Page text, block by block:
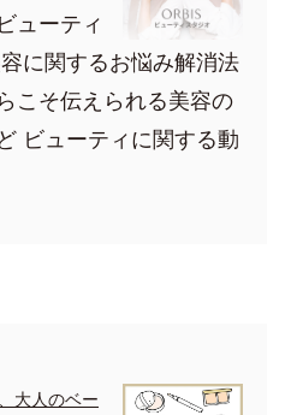
ューティ
に関するお悩み解消法
こそ伝えられる美容の
ビューティに関する動
大人のベー